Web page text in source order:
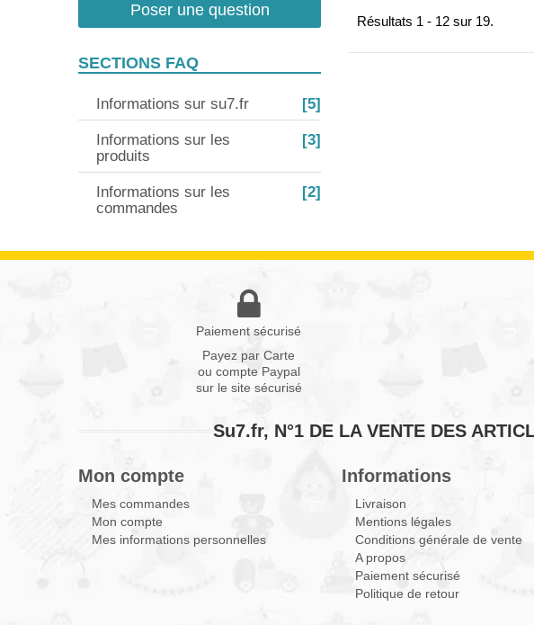
Résultats 1 - 12 sur 19.
Poser une question
SECTIONS FAQ
Informations sur su7.fr [5]
Informations sur les
produits
[3]
Informations sur les
commandes
[2]
Paiement sécurisé
Payez par Carte
ou compte Paypal
sur le site sécurisé
Su7.fr, N°1 DE LA VENTE DES
Mon compte
Mes commandes
Mon compte
Mes informations personnelles
Informations
Livraison
Mentions légales
Conditions générale de vente
A propos
Paiement sécurisé
Politique de retour